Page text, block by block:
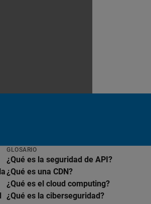
GLOSARIO
¿Qué es la seguridad de API?
¿Qué es una CDN?
¿Qué es el cloud computing?
¿Qué es la ciberseguridad?